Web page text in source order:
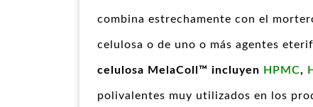
combina estrechamente con el
celulosa o de uno o más agentes
celulosa MelaColl™ incluyen HPMC,
polivalentes muy utilizados en los